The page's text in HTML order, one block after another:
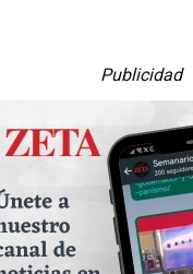
Publicidad